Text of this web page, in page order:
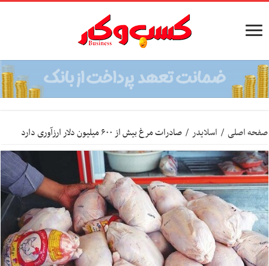
صفحه اصلی / اسلایدر / صادرات مرغ بیش از ۶۰۰ میلیون دلار ارزآوری دارد